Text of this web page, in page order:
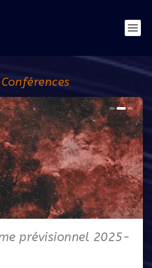
Conférences
de Michel TOGNINI
prévisionnel 2025-